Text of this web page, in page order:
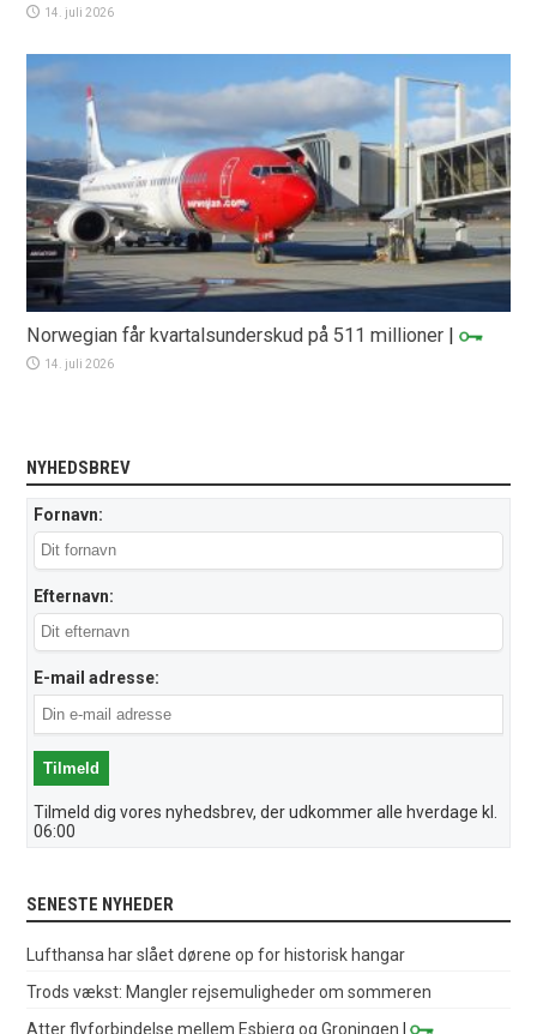
14. juli 2026
Norwegian får kvartalsunderskud på 511 millioner |
14. juli 2026
NYHEDSBREV
Fornavn:
Efternavn:
E-mail adresse:
Tilmeld dig vores nyhedsbrev, der udkommer alle hverdage kl.
06:00
SENESTE NYHEDER
Lufthansa har slået dørene op for historisk hangar
Trods vækst: Mangler rejsemuligheder om sommeren
Atter flyforbindelse mellem Esbjerg og Groningen |